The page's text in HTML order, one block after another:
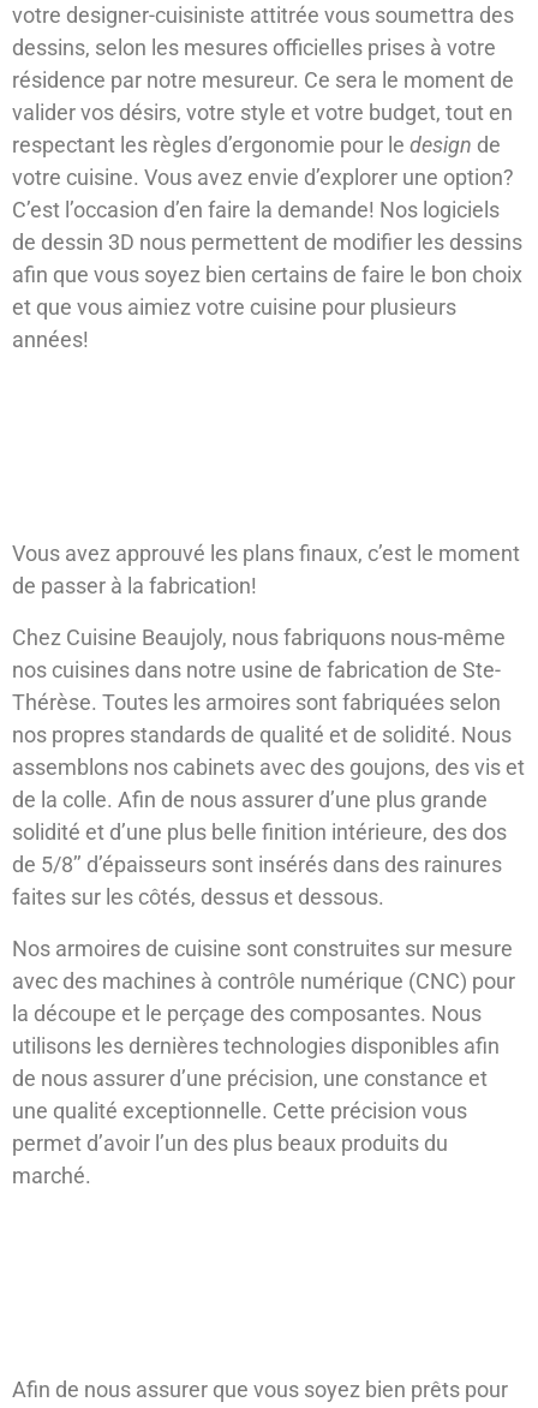
votre designer-cuisiniste attitrée vous soumettra des
dessins, selon les mesures officielles prises à votre
résidence par notre mesureur. Ce sera le moment de
valider vos désirs, votre style et votre budget, tout en
respectant les règles d’ergonomie pour le design de
votre cuisine. Vous avez envie d’explorer une option?
C’est l’occasion d’en faire la demande! Nos logiciels
de dessin 3D nous permettent de modifier les dessins
afin que vous soyez bien certains de faire le bon choix
et que vous aimiez votre cuisine pour plusieurs
années!
Vous avez approuvé les plans finaux, c’est le moment
de passer à la fabrication!
Chez Cuisine Beaujoly, nous fabriquons nous-même
nos cuisines dans notre usine de fabrication de Ste-
Thérèse. Toutes les armoires sont fabriquées selon
nos propres standards de qualité et de solidité. Nous
assemblons nos cabinets avec des goujons, des vis et
de la colle. Afin de nous assurer d’une plus grande
solidité et d’une plus belle finition intérieure, des dos
de 5/8’’ d’épaisseurs sont insérés dans des rainures
faites sur les côtés, dessus et dessous.
Nos armoires de cuisine sont construites sur mesure
avec des machines à contrôle numérique (CNC) pour
la découpe et le perçage des composantes. Nous
utilisons les dernières technologies disponibles afin
de nous assurer d’une précision, une constance et
une qualité exceptionnelle. Cette précision vous
permet d’avoir l’un des plus beaux produits du
marché.
Afin de nous assurer que vous soyez bien prêts pour